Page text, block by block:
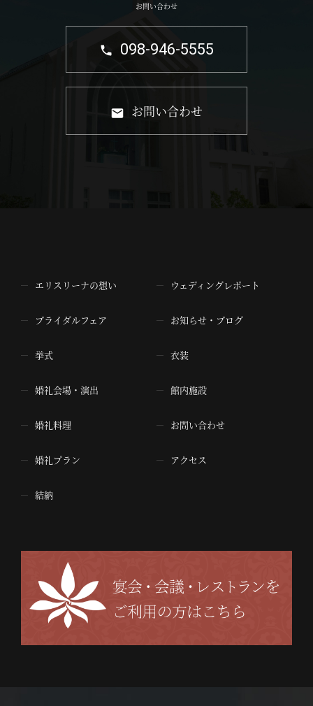
お問い合わせ
098-946-5555
お問い合わせ
エリスリーナの想い
ブライダルフェア
挙式
婚礼会場・演出
婚礼料理
婚礼プラン
結納
ウェディングレポート
お知らせ・ブログ
衣装
館内施設
お問い合わせ
アクセス